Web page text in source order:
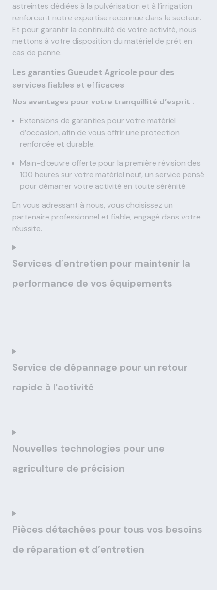
astreintes dédiées à la pulvérisation et à l’irrigation
renforcent notre expertise reconnue dans le secteur.
Et pour garantir la continuité de votre activité, nous
mettons à votre disposition du matériel de prêt en
cas de panne.
Les garanties Gueudet Agricole pour des
services fiables et efficaces
Nos avantages pour votre tranquillité d’esprit :
Extensions de garanties pour votre matériel
d’occasion, afin de vous offrir une protection
renforcée et durable.
Main-d’œuvre offerte pour la première révision des
100 heures sur votre matériel neuf, un service pensé
pour démarrer votre activité en toute sérénité.
En vous adressant à nous, vous choisissez un
partenaire professionnel et fiable, engagé dans votre
réussite.
Services d’entretien pour maintenir la
performance de vos équipements
Service de dépannage pour un retour
rapide à l'activité
Nouvelles technologies pour une
agriculture de précision
Pièces détachées pour tous vos besoins
de réparation et d’entretien